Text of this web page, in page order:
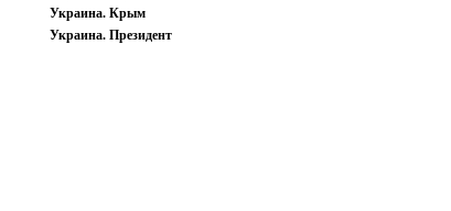
Украина. Крым
Украина. Президент